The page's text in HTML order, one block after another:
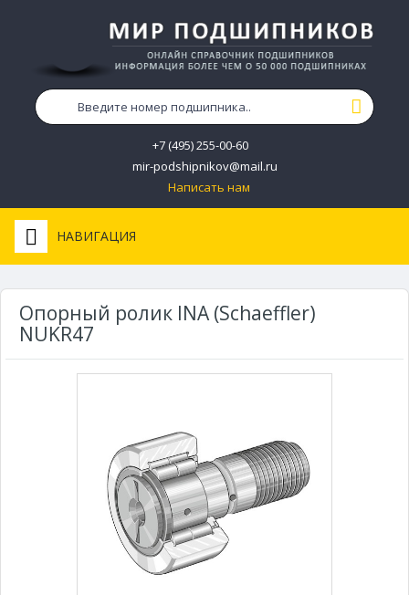
+7 (495) 255-00-60
mir-podshipnikov@mail.ru
Написать нам
НАВИГАЦИЯ
Опорный ролик INA (Schaeffler)
NUKR47